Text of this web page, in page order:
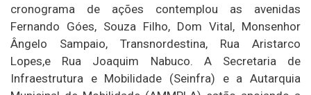
cronograma de ações contemplou as avenidas
Fernando Góes, Souza Filho, Dom Vital, Monsenhor
Ângelo Sampaio, Transnordestina, Rua Aristarco
Lopes,e Rua Joaquim Nabuco. A Secretaria de
Infraestrutura e Mobilidade (Seinfra) e a Autarquia